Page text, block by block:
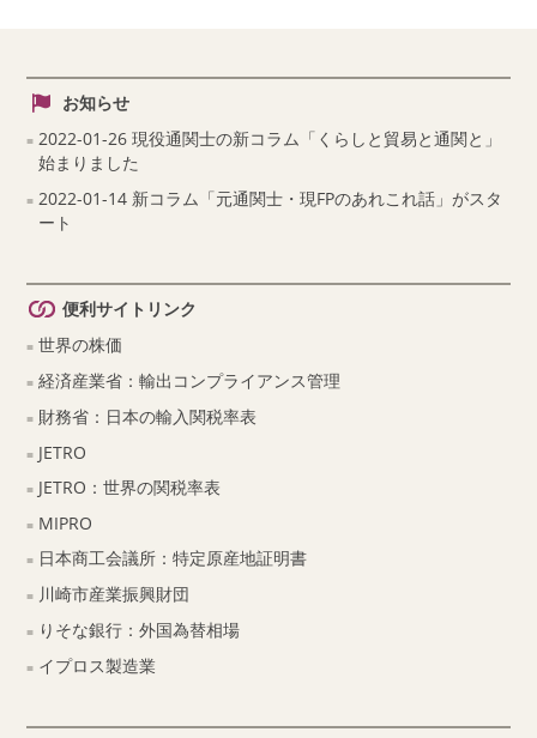
お知らせ
2022-01-26 現役通関士の新コラム「くらしと貿易と通関と」
始まりました
2022-01-14 新コラム「元通関士・現FPのあれこれ話」がスタ
ート
便利サイトリンク
世界の株価
経済産業省：輸出コンプライアンス管理
財務省：日本の輸入関税率表
JETRO
JETRO：世界の関税率表
MIPRO
日本商工会議所：特定原産地証明書
川崎市産業振興財団
りそな銀行：外国為替相場
イプロス製造業